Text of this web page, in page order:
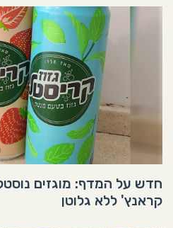
חדש על המדף: מוגזים
קראנץ' ללא גלוטן